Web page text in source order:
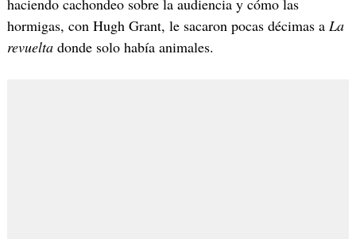
haciendo cachondeo sobre la audiencia y cómo las
hormigas, con Hugh Grant, le sacaron pocas décimas a La
revueltadonde solo había animales.